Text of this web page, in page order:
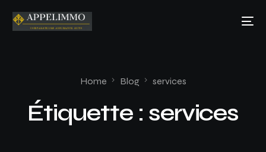
Home Blog services
Étiquette : services